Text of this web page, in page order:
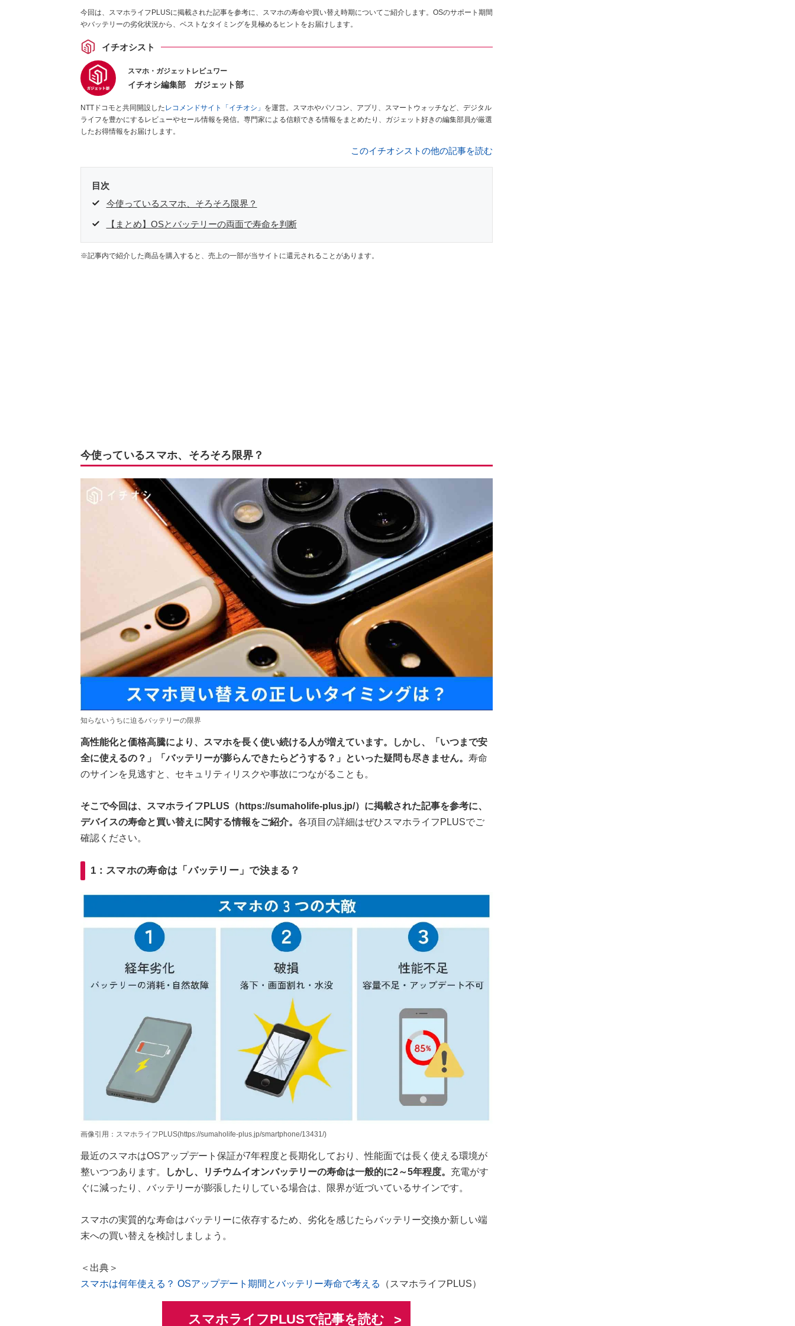
今回は、スマホライフPLUSに掲載された記事を参考に、スマホの寿命や買い替え時期についてご紹介します。OSのサポート期間
やバッテリーの劣化状況から、ベストなタイミングを見極めるヒントをお届けします。
イチオシスト
スマホ・ガジェットレビュワー
イチオシ編集部 ガジェット部
NTTドコモと共同開設したレコメンドサイト「イチオシ」 を運営。スマホやパソコン、アプリ、スマートウォッチなど、デジタル
ライフを豊かにするレビューやセール情報を発信。専門家による信頼できる情報をまとめたり、ガジェット好きの編集部員が厳選
したお得情報をお届けします。
このイチオシストの他の記事を読む
目次
今使っているスマホ、そろそろ限界？
【まとめ】OSとバッテリーの両面で寿命を判断
※記事内で紹介した商品を購入すると、売上の一部が当サイトに還元されることがあります。
今使っているスマホ、そろそろ限界？
知らないうちに迫るバッテリーの限界
高性能化と価格高騰により、スマホを長く使い続ける人が増えています。しかし、「いつまで安
全に使えるの？」「バッテリーが膨らんできたらどうする？」といった疑問も尽きません。 寿命
のサインを見逃すと、セキュリティリスクや事故につながることも。
そこで今回は、スマホライフPLUS（https://sumaholife-plus.jp/）に掲載された記事を参考に、
デバイスの寿命と買い替えに関する情報をご紹介。 各項目の詳細はぜひスマホライフPLUSでご
確認ください。
1：スマホの寿命は「バッテリー」で決まる？
画像引用：スマホライフPLUS(https://sumaholife-plus.jp/smartphone/13431/)
最近のスマホはOSアップデート保証が7年程度と長期化しており、性能面では長く使える環境が
整いつつあります。
しかし、リチウムイオンバッテリーの寿命は一般的に2～5年程度。 充電がす
ぐに減ったり、バッテリーが膨張したりしている場合は、限界が近づいているサインです。
スマホの実質的な寿命はバッテリーに依存するため、劣化を感じたらバッテリー交換か新しい端
末への買い替えを検討しましょう。
＜出典＞
スマホは何年使える？ OSアップデート期間とバッテリー寿命で考える （スマホライフPLUS）
スマホライフPLUSで記事を読む